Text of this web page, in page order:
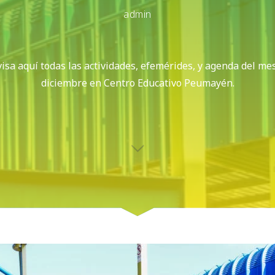
admin
aquí todas las actividades, efemérides, y agenda del
diciembre en Centro Educativo Peumayén.